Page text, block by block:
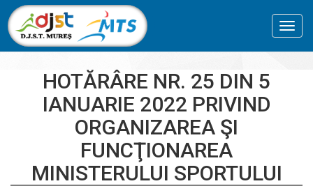
HOTĂRÂRE NR. 25 DIN 5
IANUARIE 2022 PRIVIND
ORGANIZAREA ŞI
FUNCŢIONAREA
MINISTERULUI SPORTULUI